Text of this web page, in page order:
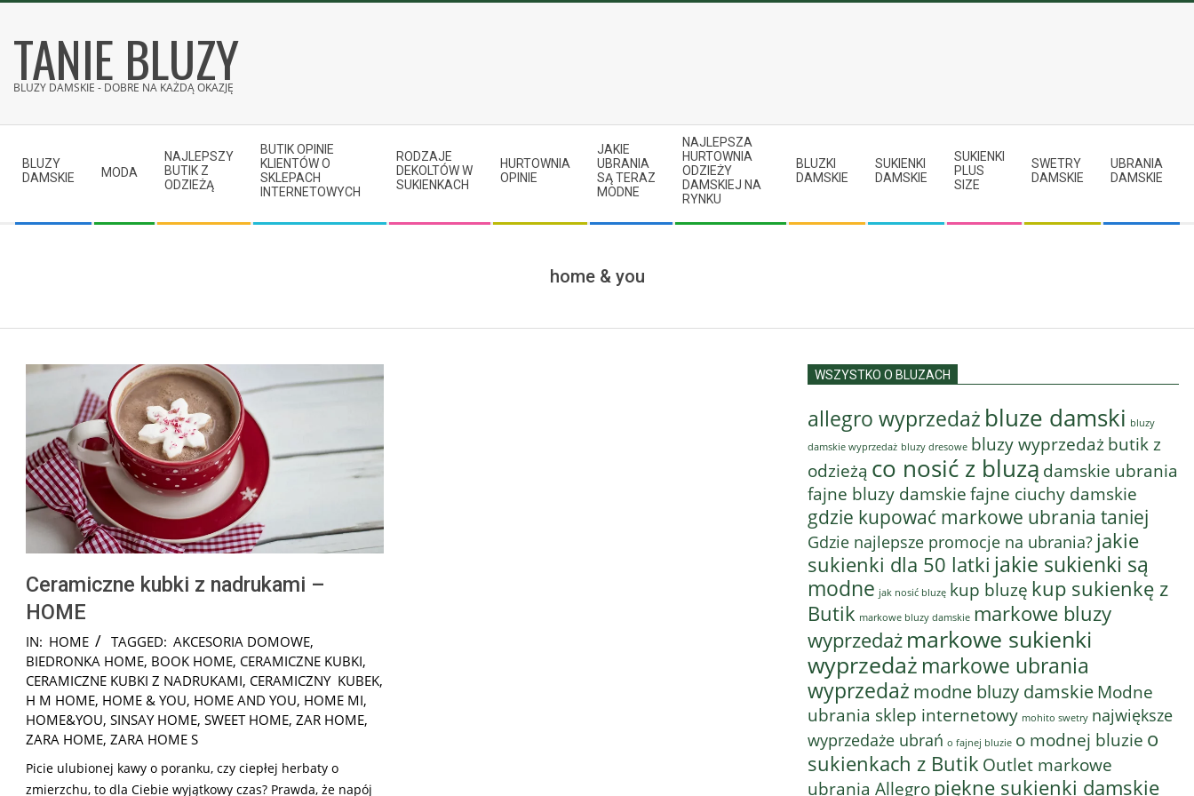
content
TANIE BLUZY
BLUZY DAMSKIE - DOBRE NA KAŻDĄ OKAZJĘ
Navigation
Menu
BLUZY
DAMSKIE
MODA
NAJLEPSZY
BUTIK Z
ODZIEŻĄ
BUTIK OPINIE
KLIENTÓW O
SKLEPACH
INTERNETOWYCH
RODZAJE
DEKOLTÓW W
SUKIENKACH
HURTOWNIA
OPINIE
JAKIE
UBRANIA
SĄ TERAZ
MODNE
NAJLEPSZA
HURTOWNIA
ODZIEŻY
DAMSKIEJ NA
RYNKU
BLUZKI
DAMSKIE
SUKIENKI
DAMSKIE
SUKIENKI
PLUS
SIZE
SWETRY
DAMSKIE
UBRANIA
DAMSKIE
home & you
Ceramiczne kubki z nadrukami –
HOME
2025-
06-
01
IN: HOME TAGGED: AKCESORIA DOMOWE,
BIEDRONKA HOME, BOOK HOME, CERAMICZNE KUBKI,
CERAMICZNE KUBKI Z NADRUKAMI, CERAMICZNY KUBEK,
H M HOME, HOME & YOU, HOME AND YOU, HOME MI,
HOME&YOU, SINSAY HOME, SWEET HOME, ZAR HOME,
ZARA HOME, ZARA HOME S
Picie ulubionej kawy o poranku, czy ciepłej herbaty o
zmierzchu, to dla Ciebie wyjątkowy czas? Prawda, że napój
WSZYSTKO O BLUZACH
allegro wyprzedaż bluze damski bluzy
damskie wyprzedaż bluzy dresowe bluzy wyprzedaż butik z
odzieżą co nosić z bluzą damskie ubrania
fajne bluzy damskiefajne ciuchy damskie
gdzie kupować markowe ubrania taniej
Gdzie najlepsze promocje na ubrania? jakie
sukienki dla 50 latki jakie sukienki są
modne jak nosić bluzę kup bluzę kup sukienkę z
Butik markowe bluzy damskie markowe bluzy
wyprzedaż markowe sukienki
wyprzedaż markowe ubrania
wyprzedaż modne bluzy damskie Modne
ubrania sklep internetowy mohito swetry największe
wyprzedaże ubrań o fajnej bluzie o modnej bluzie o
sukienkach z Butik Outlet markowe
ubrania Allegropiękne sukienki damskie